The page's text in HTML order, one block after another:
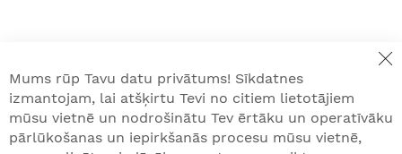
Mums rūp Tavu datu privātums! Sīkdatnes
izmantojam, lai atšķirtu Tevi no citiem lietotājiem
mūsu vietnē un nodrošinātu Tev ērtāku un operatīvāku
pārlūkošanas un iepirkšanās procesu mūsu vietnē,